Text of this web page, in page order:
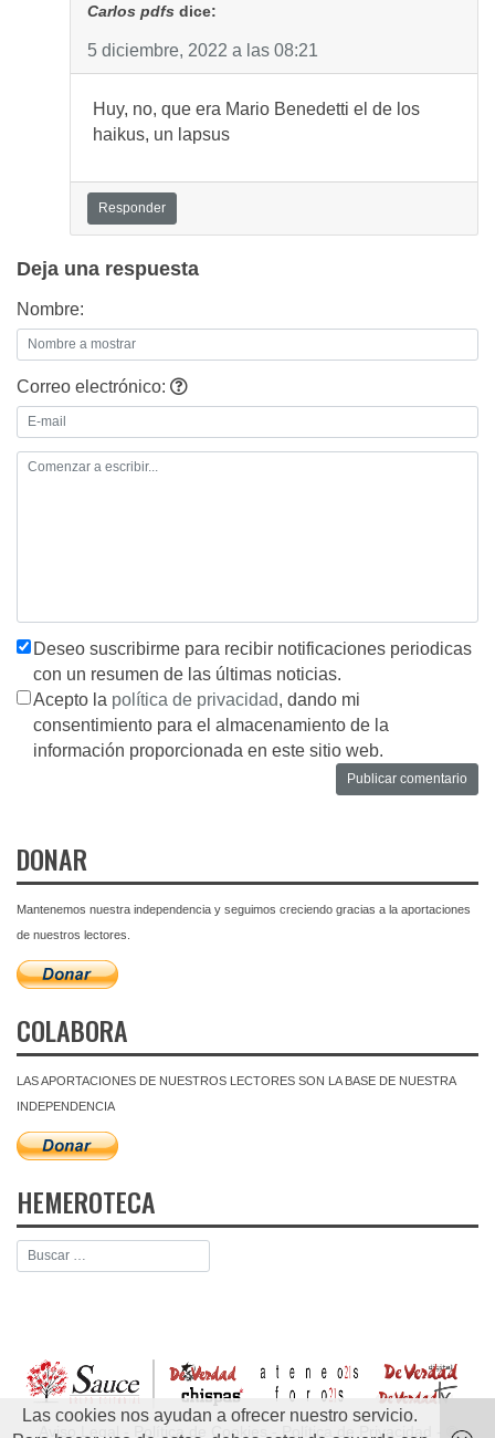
Carlos pdfs dice:
5 diciembre, 2022 a las 08:21
Huy, no, que era Mario Benedetti el de los
haikus, un lapsus
Responder
Deja una respuesta
Nombre:
Correo electrónico:
Deseo suscribirme para recibir notificaciones periodicas
con un resumen de las últimas noticias.
Acepto la política de privacidad, dando mi
consentimiento para el almacenamiento de la
información proporcionada en este sitio web.
DONAR
Mantenemos nuestra independencia y seguimos creciendo gracias a la aportaciones
de nuestros lectores.
COLABORA
LAS APORTACIONES DE NUESTROS LECTORES SON LA BASE DE NUESTRA
INDEPENDENCIA
HEMEROTECA
Aviso Legal Política de Cookies Política de Privacidad - ©
Las cookies nos ayudan a ofrecer nuestro servicio.